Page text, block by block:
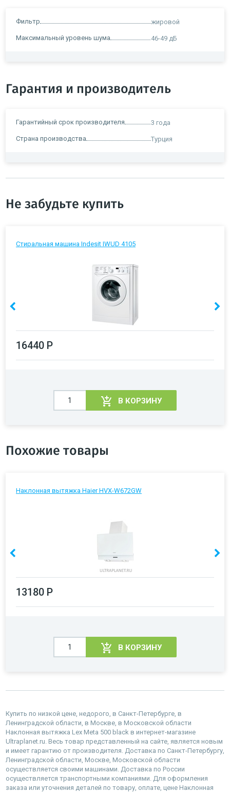
Фильтр жировой
Максимальный уровень шума 46-49 дБ
Гарантия и производитель
Гарантийный срок производителя 3 года
Страна производства Турция
Не забудьте купить
Стиральная машина Indesit IWUD 4105
16440 Р
В КОРЗИНУ
Похожие товары
Наклонная вытяжка Haier HVX-W672GW
13180 Р
В КОРЗИНУ
Купить по низкой цене, недорого, в Санкт-Петербурге, в
Ленинградской области, в Москве, в Московской области
Наклонная вытяжка Lex Meta 500 black в интернет-магазине
Ultraplanet.ru. Весь товар представленный на сайте, является новым
и имеет гарантию от производителя. Доставка по Санкт-Петербургу,
Ленинградской области, Москве, Московской области
осуществляется своими машинами. Доставка по России
осуществляется транспортными компаниями. Для оформления
заказа или уточнения деталей по товару, оплате, цене Наклонная